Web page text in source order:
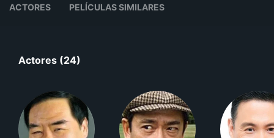
ACTORES PELÍCULAS SIMILARES
Actores (24)